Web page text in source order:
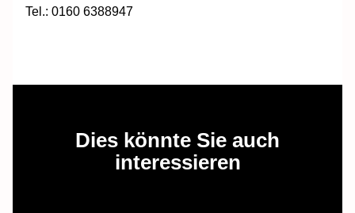
Tel.: 0160 6388947
Dies könnte Sie auch
interessieren